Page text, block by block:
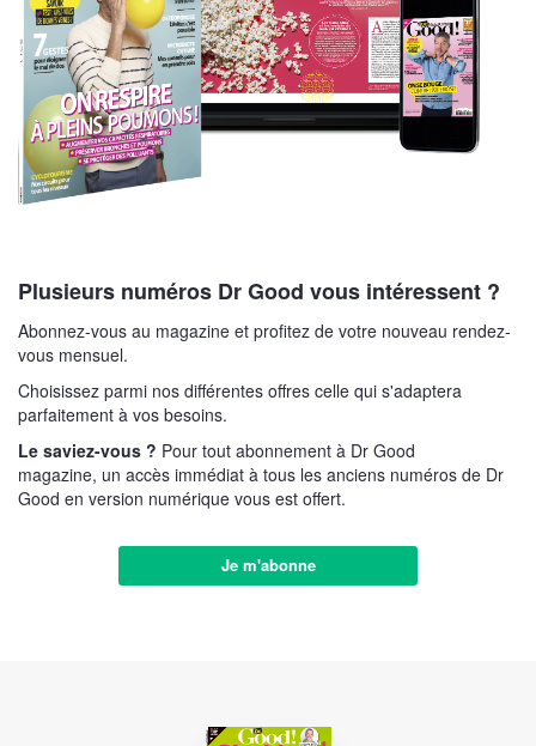
Plusieurs numéros Dr Good vous intéressent ?
Abonnez-vous au magazine et profitez de votre nouveau rendez-
vous mensuel.
Choisissez parmi nos différentes offres celle qui s'adaptera
parfaitement à vos besoins.
Le saviez-vous ? Pour tout abonnement à Dr Good
magazine, un accès immédiat à tous les anciens numéros de Dr
Good en version numérique vous est offert.
Je m'abonne